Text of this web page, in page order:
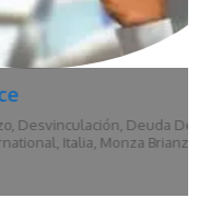
,Deuda De
,Monza Brianza,